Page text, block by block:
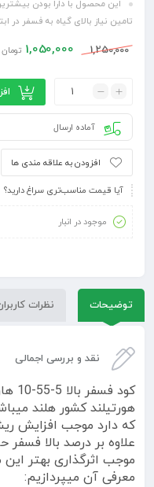
این محصول با دارا بودن
تامین نیاز بالای گیاه به فسفر
1,250,000
1,050,000 تومان
آماده ارسال
افزودن به علاقه مندی ها
آیا قیمت مناسب‌تری سراغ دارید؟
موجود در انبار
توضیحات نظرات
نقد و بررسی اجمالی
هورتیلند کشور هلند
که دارد موجب افزایش
علاوه بر درصد بالا
موجب اثرگذاری بهتر
معرفی آن میپردازیم: